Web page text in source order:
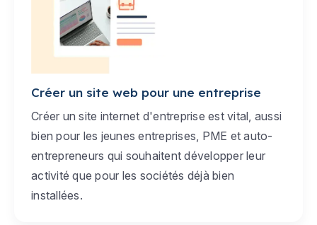
Créer un site web pour une entreprise
Créer un site internet d'entreprise est vital, aussi
bien pour les jeunes entreprises, PME et auto-
entrepreneurs qui souhaitent développer leur
activité que pour les sociétés déjà bien
installées.